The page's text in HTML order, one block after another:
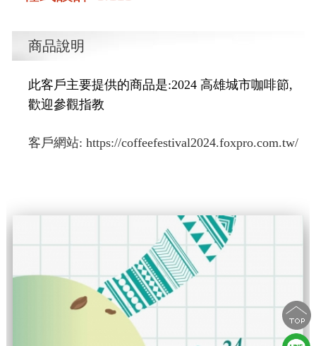
商品說明
此客戶主要提供的商品是:2024 高雄城市咖啡節,
歡迎參觀指教
客戶網站: https://coffeefestival2024.foxpro.com.tw/